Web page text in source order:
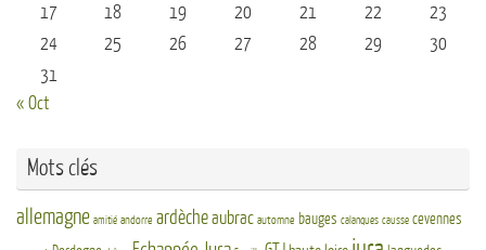
17
18 19 20 21 22
23
24
25 26 27 28 29
30
31
« Oct
Mots clés
allemagne amitié andorre ardècheaubrac automne bauges calanques causse cevennes